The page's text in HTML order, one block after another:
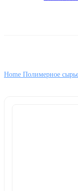
Home Полимерное